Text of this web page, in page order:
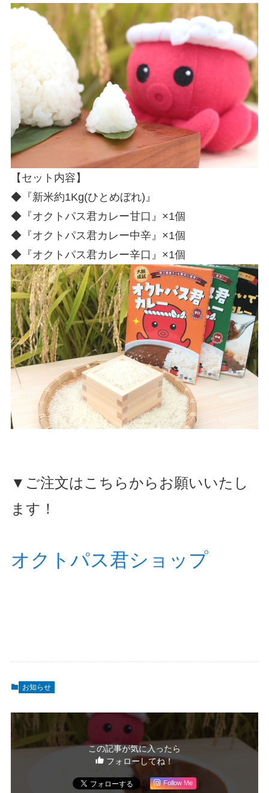
【セット内容】
◆『新米約1Kg(ひとめぼれ)』
◆『オクトパス君カレー甘口』×1個
◆『オクトパス君カレー中辛』×1個
◆『オクトパス君カレー辛口』×1個
▼ご注文はこちらからお願いいたし
ます！
オクトパス君ショップ
お知らせ
この記事が気に入ったら
フォローしてね！
Follow Me